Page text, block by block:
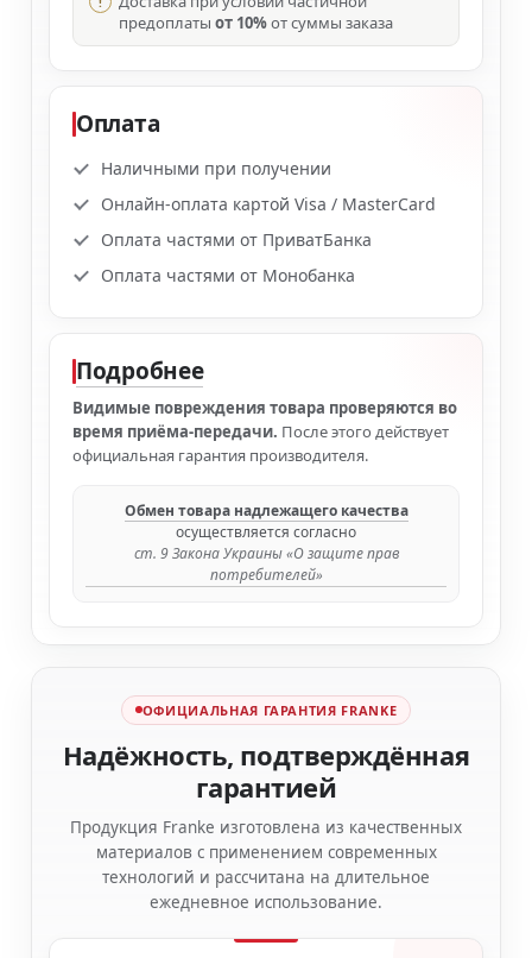
предоплаты от 10%от суммы заказа
Оплата
Наличными при получении
Онлайн-оплата картой Visa / MasterCard
Оплата частями от ПриватБанка
Оплата частями от Монобанка
Подробнее
Видимые повреждения товара проверяются во
время приёма-передачи. После этого действует
официальная гарантия производителя.
Обмен товара надлежащего качества
осуществляется согласно
ст. 9 Закона Украины «О защите прав
потребителей»
ОФИЦИАЛЬНАЯ ГАРАНТИЯ FRANKE
Надёжность, подтверждённая
гарантией
Продукция Franke изготовлена из качественных
материалов с применением современных
технологий и рассчитана на длительное
ежедневное использование.